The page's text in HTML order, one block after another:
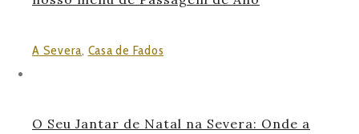
A Severa, Casa de Fados
O Seu Jantar de Natal na Severa: Onde a